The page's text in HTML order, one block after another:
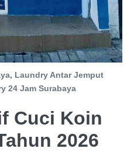
Laundry Antar Jemput
24 Jam Surabaya
Cuci Koin
2026